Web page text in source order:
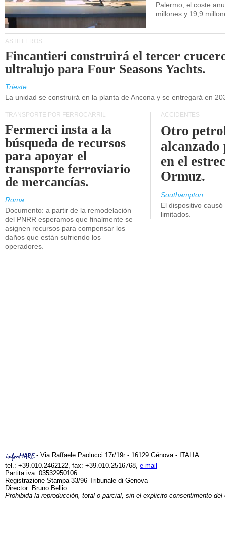
Palermo, el coste
millones y 19,9
ASTILLEROS
Fincantieri construirá el tercer
ultralujo para Four Seasons Yachts.
Trieste
La unidad se construirá en la planta de Ancona y se entregará en
TRANSPORTE POR FERROCARRIL
Fermerci insta a la
búsqueda de recursos
para apoyar el
transporte ferroviario
de mercancías.
Roma
Documento: a partir de la remodelación
del PNRR esperamos que finalmente se
asignen recursos para compensar los
daños que están sufriendo los
operadores.
ACCIDENTES
Otro
en el
Ormuz.
Southampton
El dispositivo
limitados.
- Via Raffaele Paolucci 17r/19r - 16129 Génova - ITALIA
tel.: +39.010.2462122, fax: +39.010.2516768, e-mail
Partita iva: 03532950106
Registrazione Stampa 33/96 Tribunale di Genova
Director: Bruno Bellio
Prohibida la reproducción, total o parcial, sin el explicito consentimento del